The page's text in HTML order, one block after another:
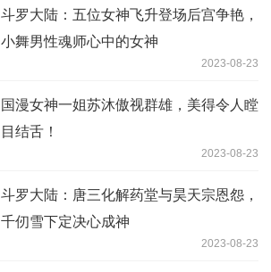
斗罗大陆：五位女神飞升登场后宫争艳，
小舞男性魂师心中的女神
2023-08-23
国漫女神一姐苏沐傲视群雄，美得令人瞠
目结舌！
2023-08-23
斗罗大陆：唐三化解药堂与昊天宗恩怨，
千仞雪下定决心成神
2023-08-23